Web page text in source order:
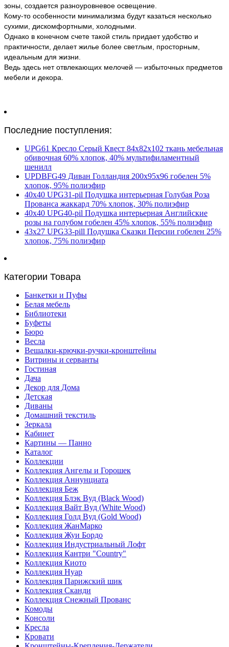
зоны, создается разноуровневое освещение.
Кому-то особенности минимализма будут казаться несколько
сухими, дискомфортными, холодными.
Однако в конечном счете такой стиль придает удобство и
практичности, делает жилье более светлым, просторным,
идеальным для жизни.
Ведь здесь нет отвлекающих мелочей — избыточных предметов
мебели и декора.
Последние поступления:
UPG61 Кресло Серый Квест 84х82х102 ткань мебельная
обивочная 60% хлопок, 40% мультифиламентный
шенилл
UPDBFG49 Диван Голландия 200х95х96 гобелен 5%
хлопок, 95% полиэфир
40х40 UPG31-pil Подушка интерьерная Голубая Роза
Прованса жаккард 70% хлопок, 30% полиэфир
40х40 UPG40-pil Подушка интерьерная Английские
розы на голубом гобелен 45% хлопок, 55% полиэфир
43х27 UPG33-pill Подушка Сказки Персии гобелен 25%
хлопок, 75% полиэфир
Категории Товара
Банкетки и Пуфы
Белая мебель
Библиотеки
Буфеты
Бюро
Весла
Вешалки-крючки-ручки-кронштейны
Витрины и серванты
Гостиная
Дача
Декор для Дома
Детская
Диваны
Домашний текстиль
Зеркала
Кабинет
Картины — Панно
Каталог
Коллекции
Коллекция Ангелы и Горошек
Коллекция Аннунциата
Коллекция Беж
Коллекция Блэк Вуд (Black Wood)
Коллекция Вайт Вуд (White Wood)
Коллекция Голд Вуд (Gold Wood)
Коллекция ЖанМарко
Коллекция Жуи Бордо
Коллекция Индустриальный Лофт
Коллекция Кантри "Country"
Коллекция Киото
Коллекция Нуар
Коллекция Парижский шик
Коллекция Сканди
Коллекция Снежный Прованс
Комоды
Консоли
Кресла
Кровати